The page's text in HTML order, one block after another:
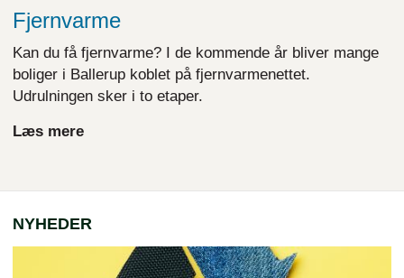
Fjernvarme
Kan du få fjernvarme? I de kommende år bliver mange
boliger i Ballerup koblet på fjernvarmenettet.
Udrulningen sker i to etaper.
Læs mere
NYHEDER